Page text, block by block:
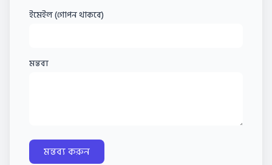
ইমেইল (গোপন থাকবে)
মন্তব্য
মন্তব্য করুন